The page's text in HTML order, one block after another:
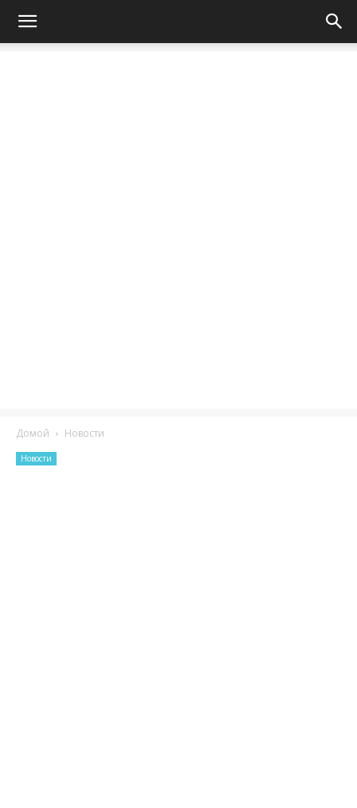
Домой Новости
Новости